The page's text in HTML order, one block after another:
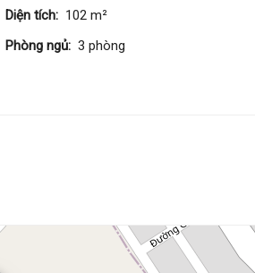
Diện tích: 102 m²
Phòng ngủ: 3 phòng
5 m
43 triệu/m²